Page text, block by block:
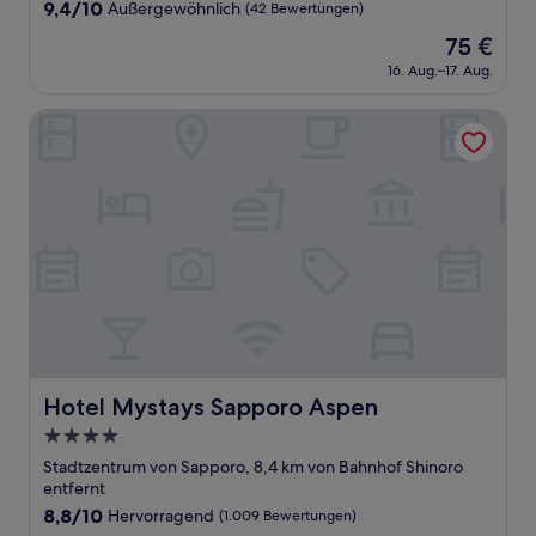
9.4
Bewertungen)
9,4/10 Außergewöhnlich (42 Bewertungen)
Der
Preis
beträgt
75 €
16. Aug.–17. Aug.
Hotel Mystays Sapporo Aspen
Hotel Mystays Sapporo Aspen
4.0-
Sterne-
Unterkunft
Stadtzentrum von Sapporo, 8,4 km von Bahnhof Shinoro
entfernt
8.8
8,8/10 Hervorragend (1.009 Bewertungen)